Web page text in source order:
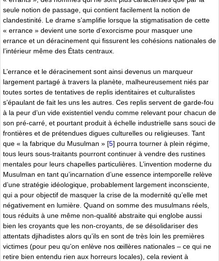
seule notion de passage, qui contient facilement la notion de
clandestinité. Le drame s’amplifie lorsque la stigmatisation de cette
« errance » devient une sorte d’exorcisme pour masquer une
errance et un déracinement qui fissurent les cohésions nationales de
l’intérieur même des États centraux.
L’errance et le déracinement sont ainsi devenus un marqueur
largement partagé à travers la planète, malheureusement niés par
toutes sortes de tentatives de replis identitaires et culturalistes
s’épaulant de fait les uns les autres. Ces replis servent de garde-fou
à la peur d’un vide existentiel vendu comme relevant pour chacun de
son pré-carré, et pourtant produit à échelle industrielle sans souci de
frontières et de prétendues digues culturelles ou religieuses. Tant
que « la fabrique du Musulman » [5] pourra tourner à plein régime,
tous leurs sous-traitants pourront continuer à vendre des rustines
mentales pour leurs chapelles particulières. L’invention moderne du
Musulman en tant qu’incarnation d’une essence intemporelle relève
d’une stratégie idéologique, probablement largement inconsciente,
qui a pour objectif de masquer la crise de la modernité qu’elle met
négativement en lumière. Quand on somme des musulmans réels,
tous réduits à une même non-qualité abstraite qui englobe aussi
bien les croyants que les non-croyants, de se désolidariser des
attentats djihadistes alors qu’ils en sont de très loin les premières
victimes (pour peu qu’on enlève nos œillères nationales – ce qui ne
retire bien entendu rien aux horreurs locales), cela revient à